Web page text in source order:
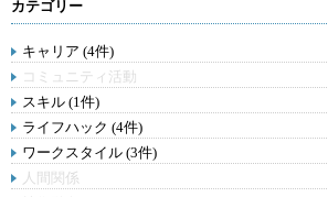
カテゴリー
キャリア (4件)
コミュニティ活動
スキル (1件)
ライフハック (4件)
ワークスタイル (3件)
人間関係